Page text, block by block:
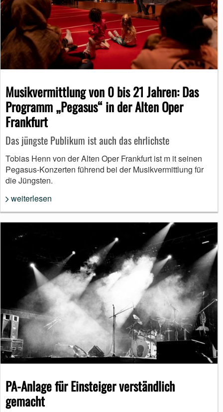
Musikvermittlung von 0 bis 21 Jahren: Das
Programm „Pegasus“ in der Alten Oper
Frankfurt
Das jüngste Publikum ist auch das ehrlichste
Tobias Henn von der Alten Oper Frankfurt ist m it seinen
Pegasus-Konzerten führend bei der Musikvermittlung für
die Jüngsten.
weiterlesen
PA-Anlage für Einsteiger verständlich
gemacht